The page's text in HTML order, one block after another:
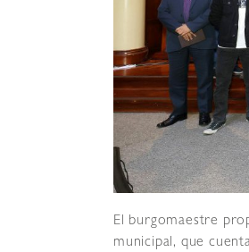
El burgomaestre
municipal, que